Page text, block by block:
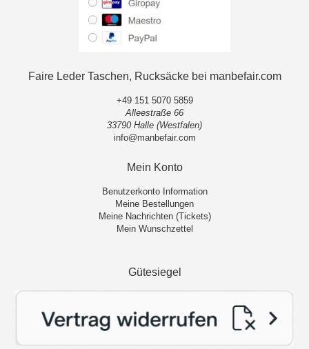
Faire Leder Taschen, Rucksäcke bei manbefair.com
+49 151 5070 5859
Alleestraße 66
33790 Halle (Westfalen)
info@manbefair.com
Mein Konto
Benutzerkonto Information
Meine Bestellungen
Meine Nachrichten (Tickets)
Mein Wunschzettel
Gütesiegel